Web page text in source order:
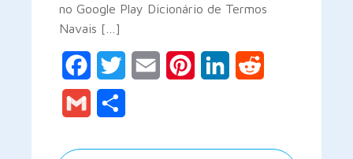
no Google Play Dicionário de Termos
Navais […]
FacebookTwitter Email PinterestLinkedIn
Gmail